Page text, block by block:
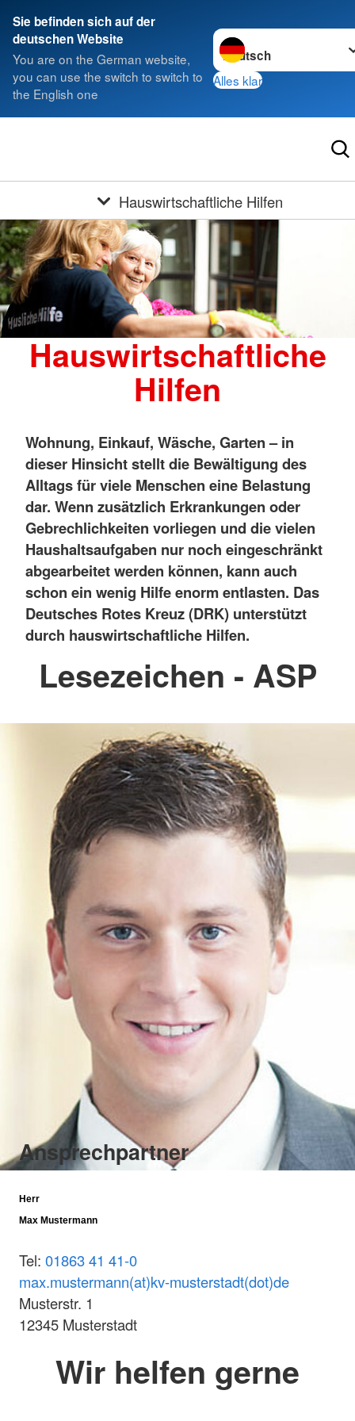
Sie befinden sich auf der
deutschen Website
You are on the German website,
you can use the switch to switch to
the English one
Sprache wechseln zu
Alles klar
Hauswirtschaftliche Hilfen
Hauswirtschaftliche
Hilfen
Wohnung, Einkauf, Wäsche, Garten – in
dieser Hinsicht stellt die Bewältigung des
Alltags für viele Menschen eine Belastung
dar. Wenn zusätzlich Erkrankungen oder
Gebrechlichkeiten vorliegen und die vielen
Haushaltsaufgaben nur noch eingeschränkt
abgearbeitet werden können, kann auch
schon ein wenig Hilfe enorm entlasten. Das
Deutsches Rotes Kreuz (DRK) unterstützt
durch hauswirtschaftliche Hilfen.
Lesezeichen - ASP
Ansprechpartner
Herr
Max Mustermann
Tel: 01863 41 41-0
max.mustermann(at)kv-musterstadt(dot)de
Musterstr. 1
12345 Musterstadt
Wir helfen gerne